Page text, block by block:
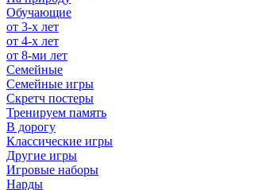
Обучающие
от 3-х лет
от 4-х лет
от 8-ми лет
Семейные
Семейные игры
Скретч постеры
Тренируем память
В дорогу
Классические игры
Другие игры
Игровые наборы
Нарды